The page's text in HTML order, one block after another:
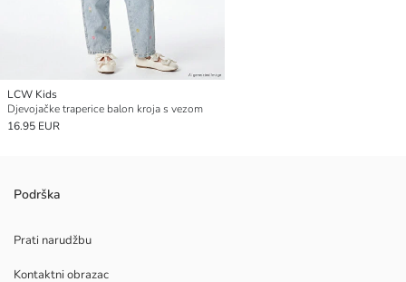
LCW Kids
Djevojačke traperice balon kroja s vezom
16.95 EUR
Podrška
Prati narudžbu
Kontaktni obrazac